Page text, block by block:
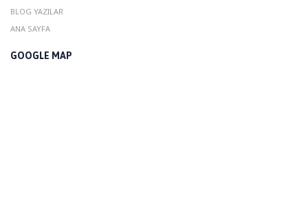
BLOG YAZILAR
ANA SAYFA
GOOGLE MAP